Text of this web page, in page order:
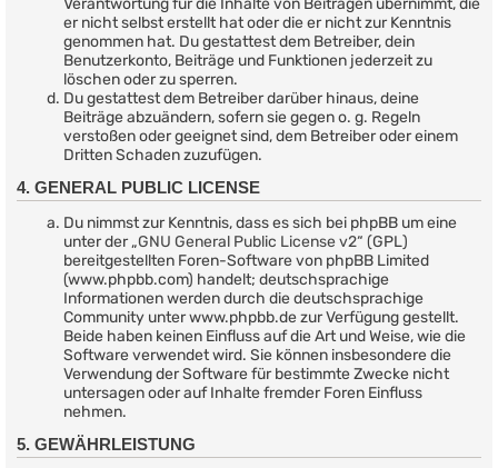
Verantwortung für die Inhalte von Beiträgen übernimmt, die
er nicht selbst erstellt hat oder die er nicht zur Kenntnis
genommen hat. Du gestattest dem Betreiber, dein
Benutzerkonto, Beiträge und Funktionen jederzeit zu
löschen oder zu sperren.
Du gestattest dem Betreiber darüber hinaus, deine
Beiträge abzuändern, sofern sie gegen o. g. Regeln
verstoßen oder geeignet sind, dem Betreiber oder einem
Dritten Schaden zuzufügen.
4. GENERAL PUBLIC LICENSE
Du nimmst zur Kenntnis, dass es sich bei phpBB um eine
unter der „GNU General Public License v2“ (GPL)
bereitgestellten Foren-Software von phpBB Limited
(www.phpbb.com) handelt; deutschsprachige
Informationen werden durch die deutschsprachige
Community unter www.phpbb.de zur Verfügung gestellt.
Beide haben keinen Einfluss auf die Art und Weise, wie die
Software verwendet wird. Sie können insbesondere die
Verwendung der Software für bestimmte Zwecke nicht
untersagen oder auf Inhalte fremder Foren Einfluss
nehmen.
5. GEWÄHRLEISTUNG